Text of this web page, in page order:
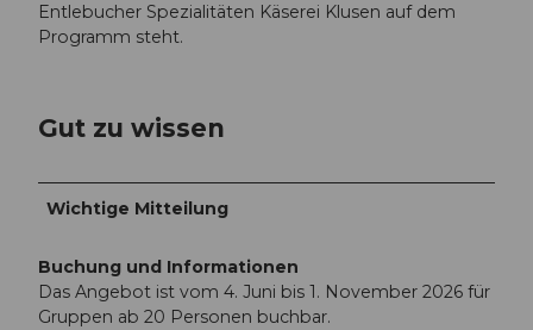
Entlebucher Spezialitäten Käserei Klusen auf dem
Programm steht.
Gut zu wissen
Wichtige Mitteilung
Buchung und Informationen
Das Angebot ist vom 4. Juni bis 1. November 2026 für
Gruppen ab 20 Personen buchbar.